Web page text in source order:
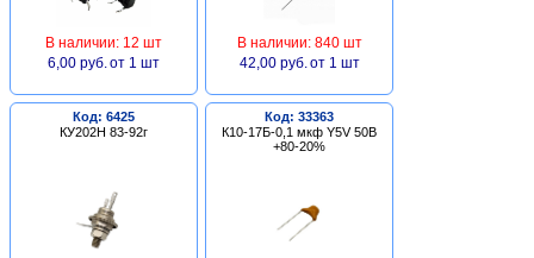
В наличии: 12 шт
6,00 руб. от 1 шт
В наличии: 840 шт
42,00 руб. от 1 шт
Код: 6425
КУ202Н 83-92г
Код: 33363
К10-17Б-0,1 мкф Y5V 50В
+80-20%